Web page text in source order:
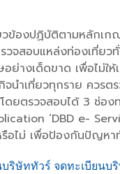
วข้องปฏิบัติตามหลัก
จสอบแหล่งท่องเที่ยวทั่
ย่างเด็ดขาด เพื่อไม่ใ
จนำเที่ยวทุกราย ควร
ยตรวจสอบได้ 3 ช่อง
‘DBD e-
รือไม่ เพื่อป้องกันปัญห
ษัททัวร์ จดทะเบียนบริ